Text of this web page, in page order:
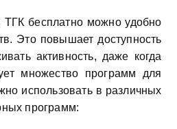
бесплатно можно удобно
Это повышает доступность
активность, даже когда
множество программ для
использовать в различных
программ: